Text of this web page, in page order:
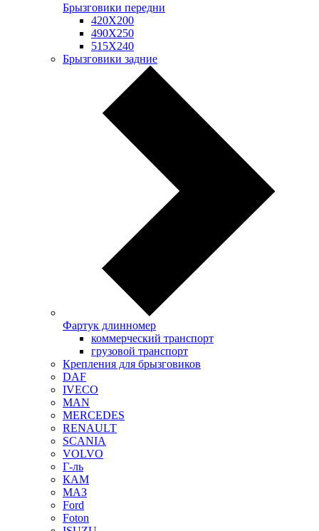
Брызговики передни
420Х200
490Х250
515Х240
Брызговики задние
Фартук длинномер
коммерческий транспорт
грузовой транспорт
Крепления для брызговиков
DAF
IVECO
MAN
MERCEDES
RENAULT
SCANIA
VOLVO
Г-ль
КАМ
МАЗ
Ford
Foton